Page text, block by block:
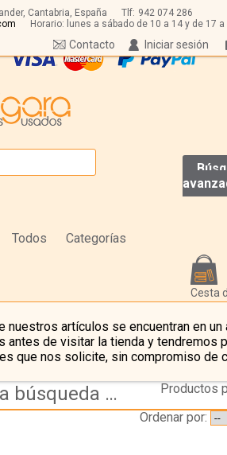
Cantabria, España Tlf: 942 074 286
Horario: lunes a sábado de 10 a 14 y de 17 a
Iniciar sesión
Contacto
Todos Categorías
Cesta
nuestros artículos se encuentran en un
antes de visitar la tienda y tendremos
que nos solicite, sin compromiso de
Resultado de la búsqueda de autor brecher,-erwin---gerrard,-mike
Productos
Ordenar por: